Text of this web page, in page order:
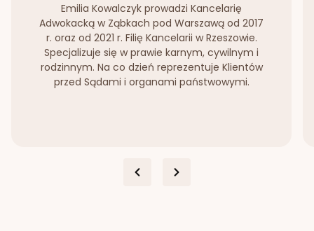
Emilia Kowalczyk prowadzi Kancelarię
Adwokacką w Ząbkach pod Warszawą od 2017
r. oraz od 2021 r. Filię Kancelarii w Rzeszowie.
Specjalizuje się w prawie karnym, cywilnym i
rodzinnym. Na co dzień reprezentuje Klientów
przed Sądami i organami państwowymi.